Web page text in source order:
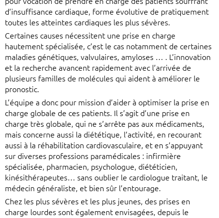
d’insuffisance cardiaque, forme évolutive de pratiquement
toutes les atteintes cardiaques les plus sévères.
Certaines causes nécessitent une prise en charge
hautement spécialisée, c’est le cas notamment de certaines
maladies génétiques, valvulaires, amyloses … . L’innovation
et la recherche avancent rapidement avec l’arrivée de
plusieurs familles de molécules qui aident à améliorer le
pronostic.
L’équipe a donc pour mission d’aider à optimiser la prise en
charge globale de ces patients. Il s’agit d’une prise en
charge très globale, qui ne s’arrête pas aux médicaments,
mais concerne aussi la diététique, l’activité, en recourant
aussi à la réhabilitation cardiovasculaire, et en s’appuyant
sur diverses professions paramédicales : infirmière
spécialisée, pharmacien, psychologue, diététicien,
kinésithérapeutes… sans oublier le cardiologue traitant, le
médecin généraliste, et bien sûr l’entourage.
Chez les plus sévères et les plus jeunes, des prises en
charge lourdes sont également envisagées, depuis le